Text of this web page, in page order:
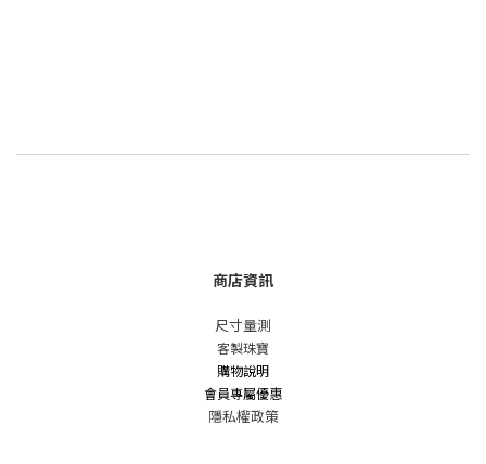
商店資訊
尺寸量測
客製珠寶
購物說明
會員專屬優惠
隱私權政策